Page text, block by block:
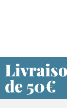
de 50€